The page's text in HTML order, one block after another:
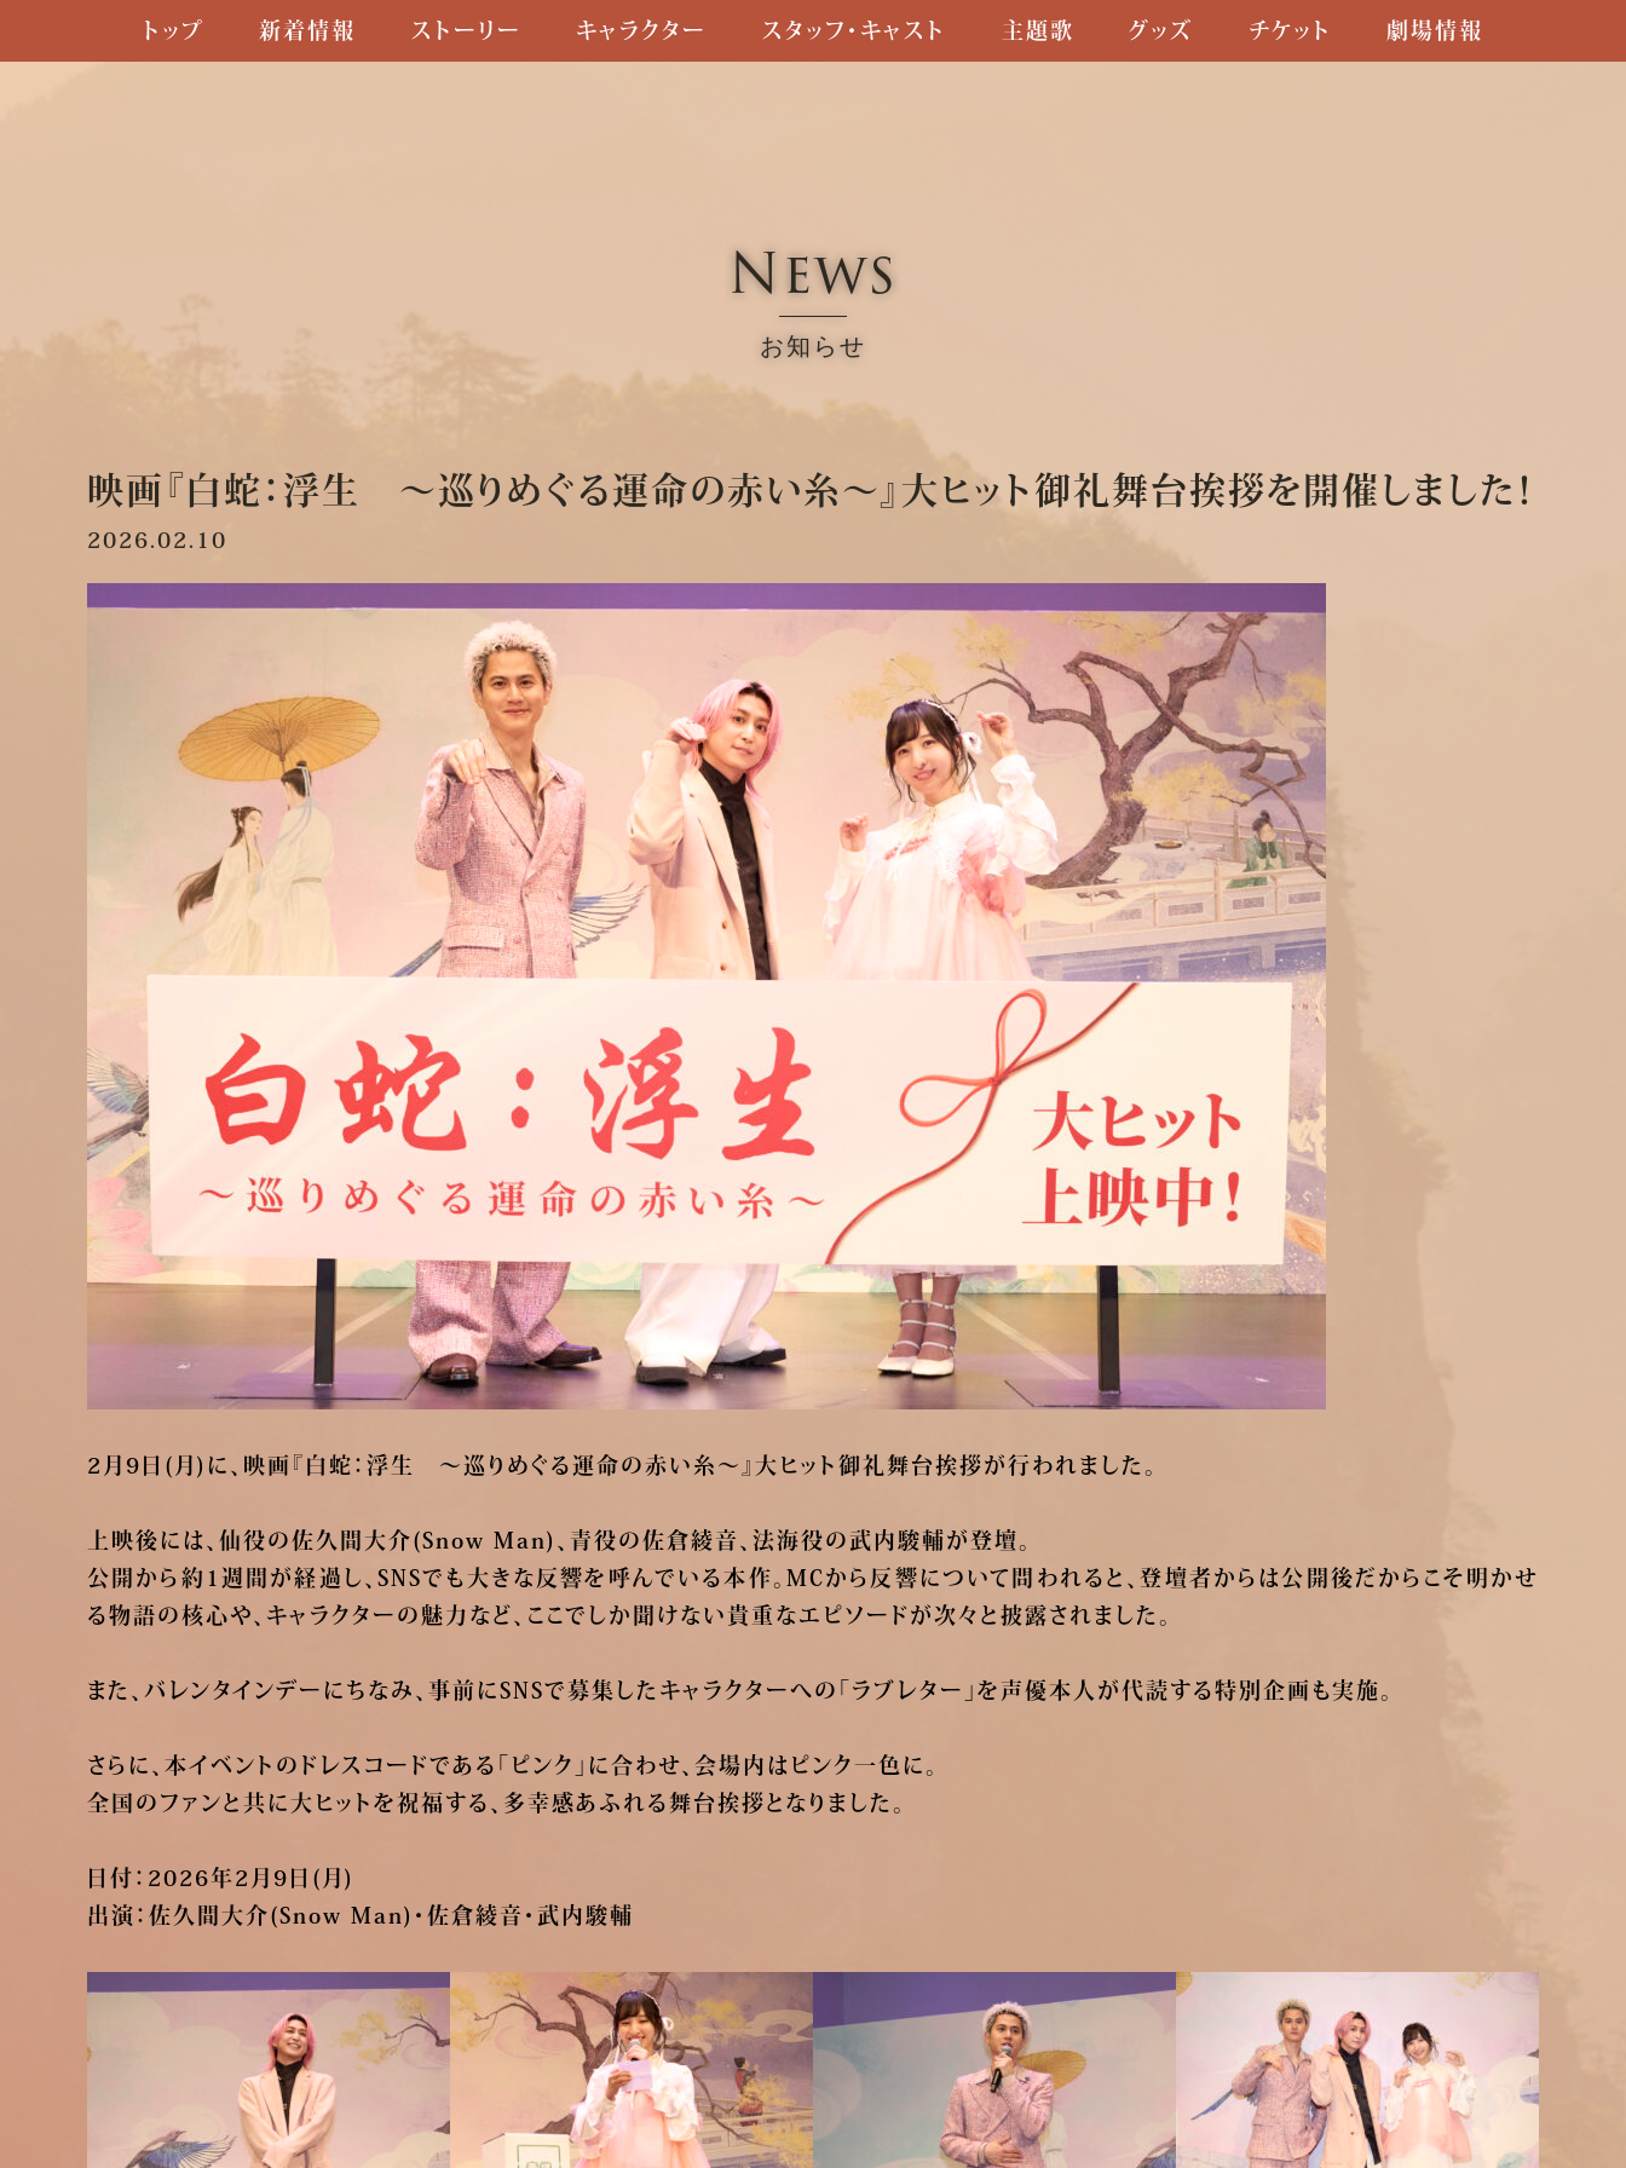
トップ 新着情報 ストーリー キャラクター スタッフ・キャスト 主題歌 グッズ チケット 劇場情報
News
お知らせ
映画『白蛇：浮生 ～巡りめぐる運命の赤い糸～』大ヒット御礼舞台挨拶を開催しました！
2026.02.10
2月9日(月)に、映画『白蛇：浮生 ～巡りめぐる運命の赤い糸～』大ヒット御礼舞台挨拶が行われました。
上映後には、仙役の佐久間大介(Snow Man)、青役の佐倉綾音、法海役の武内駿輔が登壇。
公開から約1週間が経過し、SNSでも大きな反響を呼んでいる本作。MCから反響について問われると、登壇者からは公開後だからこそ明かせ
る物語の核心や、キャラクターの魅力など、ここでしか聞けない貴重なエピソードが次々と披露されました。
また、バレンタインデーにちなみ、事前にSNSで募集したキャラクターへの「ラブレター」を声優本人が代読する特別企画も実施。
さらに、本イベントのドレスコードである「ピンク」に合わせ、会場内はピンク一色に。
全国のファンと共に大ヒットを祝福する、多幸感あふれる舞台挨拶となりました。
日付：2026年2月9日(月)
出演：佐久間大介(Snow Man)・佐倉綾音・武内駿輔